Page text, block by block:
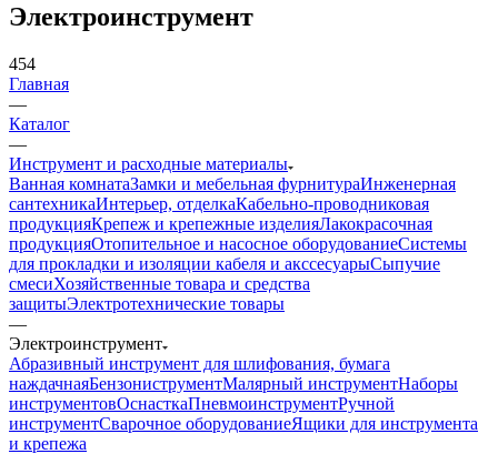
Электроинструмент
454
Главная
—
Каталог
—
Инструмент и расходные материалы
Ванная комнатаЗамки и мебельная фурнитураИнженерная
сантехникаИнтерьер, отделкаКабельно-проводниковая
продукцияКрепеж и крепежные изделияЛакокрасочная
продукцияОтопительное и насосное оборудованиеСистемы
для прокладки и изоляции кабеля и акссесуарыСыпучие
смесиХозяйственные товара и средства
защитыЭлектротехнические товары
—
Электроинструмент
Абразивный инструмент для шлифования, бумага
наждачнаяБензониструментМалярный инструментНаборы
инструментовОснасткаПневмоинструментРучной
инструментСварочное оборудованиеЯщики для инструмента
и крепежа